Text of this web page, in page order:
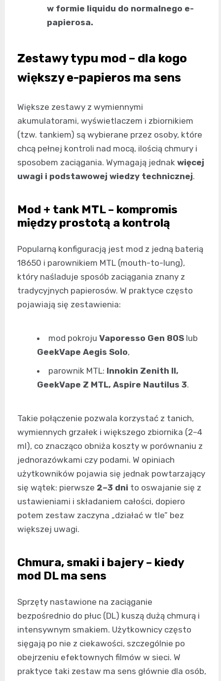
w formie liquidu do normalnego e-
papierosa.
Zestawy typu mod – dla kogo
większy e-papieros ma sens
Większe zestawy z wymiennymi
akumulatorami, wyświetlaczem i zbiornikiem
(tzw. tankiem) są wybierane przez osoby, które
chcą pełnej kontroli nad mocą, ilością chmury i
sposobem zaciągania. Wymagają jednak więcej
uwagi i podstawowej wiedzy technicznej.
Mod + tank MTL – kompromis
między prostotą a kontrolą
Popularną konfiguracją jest mod z jedną baterią
18650 i parownikiem MTL (mouth-to-lung),
który naśladuje sposób zaciągania znany z
tradycyjnych papierosów. W praktyce często
pojawiają się zestawienia:
mod pokroju Vaporesso Gen 80S lub
GeekVape Aegis Solo,
parownik MTL: Innokin Zenith II,
GeekVape Z MTL, Aspire Nautilus 3.
Takie połączenie pozwala korzystać z tanich,
wymiennych grzałek i większego zbiornika (2–4
ml), co znacząco obniża koszty w porównaniu z
jednorazówkami czy podami. W opiniach
użytkowników pojawia się jednak powtarzający
się wątek: pierwsze 2–3 dni to oswajanie się z
ustawieniami i składaniem całości, dopiero
potem zestaw zaczyna „działać w tle” bez
większej uwagi.
Chmura, smaki i bajery – kiedy
mod DL ma sens
Sprzęty nastawione na zaciąganie
bezpośrednio do płuc (DL) kuszą dużą chmurą i
intensywnym smakiem. Użytkownicy często
sięgają po nie z ciekawości, szczególnie po
obejrzeniu efektownych filmów w sieci. W
praktyce taki zestaw ma sens głównie dla osób,